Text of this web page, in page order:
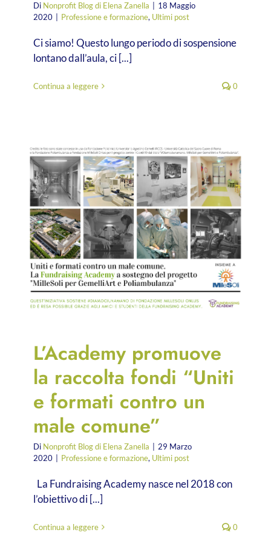
Di Nonprofit Blog di Elena Zanella
18 Maggio
2020
Professione e formazione, Ultimi post
Ci siamo! Questo lungo periodo di sospensione
lontano dall’aula, ci [...]
Continua a leggere 0
L’Academy promuove
la raccolta fondi “Uniti
e formati contro un
male comune”
Di Nonprofit Blog di Elena Zanella
29 Marzo
2020
Professione e formazione, Ultimi post
La Fundraising Academy nasce nel 2018 con
l’obiettivo di [...]
Continua a leggere 0